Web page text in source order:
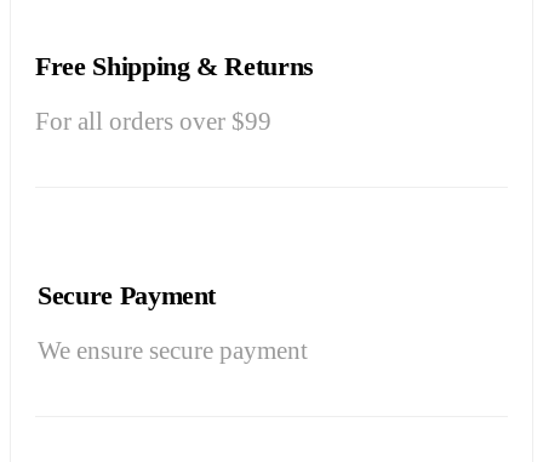
Free Shipping & Returns
For all orders over $99
Secure Payment
We ensure secure payment